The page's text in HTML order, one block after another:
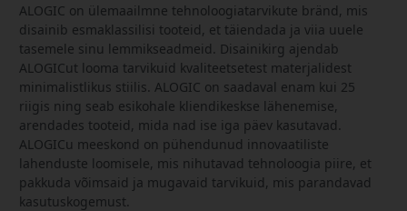
ALOGIC on ülemaailmne tehnoloogiatarvikute bränd, mis
disainib esmaklassilisi tooteid, et täiendada ja viia uuele
tasemele sinu lemmikseadmeid. Disainikirg ajendab
ALOGICut looma tarvikuid kvaliteetsetest materjalidest
minimalistlikus stiilis. ALOGIC on saadaval enam kui 25
riigis ning seab esikohale kliendikeskse lähenemise,
arendades tooteid, mida nad ise iga päev kasutavad.
ALOGICu meeskond on pühendunud innovaatiliste
lahenduste loomisele, mis nihutavad tehnoloogia piire, et
pakkuda võimsaid ja mugavaid tarvikuid, mis parandavad
kasutuskogemust.